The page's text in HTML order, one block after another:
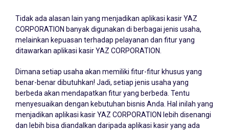
Tidak ada alasan lain yang menjadikan aplikasi kasir YAZ
CORPORATION banyak digunakan di berbagai jenis usaha,
melainkan kepuasan terhadap pelayanan dan fitur yang
ditawarkan aplikasi kasir YAZ CORPORATION.
Dimana setiap usaha akan memiliki fitur-fitur khusus yang
benar-benar dibutuhkan! Jadi, setiap jenis usaha yang
berbeda akan mendapatkan fitur yang berbeda. Tentu
menyesuaikan dengan kebutuhan bisnis Anda. Hal inilah yang
menjadikan aplikasi kasir YAZ CORPORATION lebih disenangi
dan lebih bisa diandalkan daripada aplikasi kasir yang ada